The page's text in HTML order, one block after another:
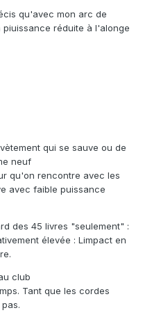
qu'avec mon arc de
réduite à l'alonge
qui se sauve ou de
neuf
qu'on rencontre avec les
avec faible puissance
des 45 livres "seulement" :
élevée : Limpact en
club
Tant que les cordes